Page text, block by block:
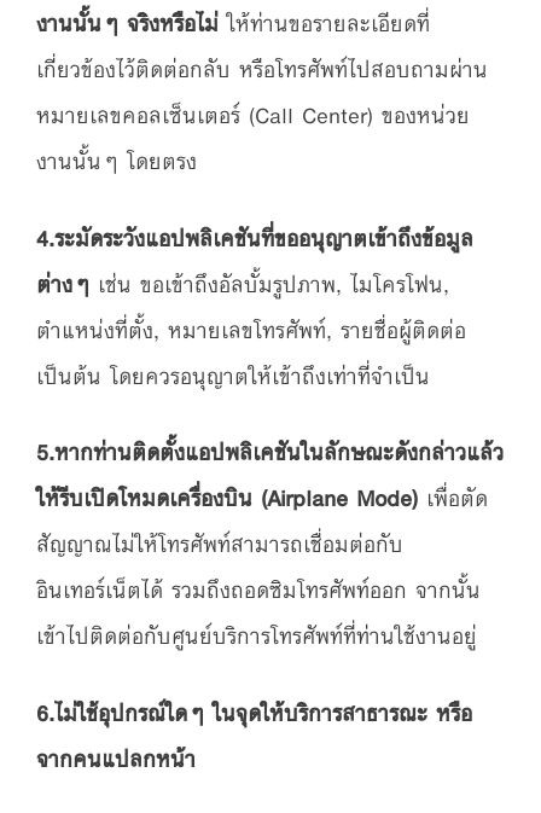
งานนั้นๆ จริงหรือไม่ให้ท่านขอรายละเอียดที่
เกี่ยวข้องไว้ติดต่อกลับ หรือโทรศัพท์ไปสอบถามผ่าน
หมายเลขคอลเซ็นเตอร์ (Call Center) ของหน่วย
งานนั้นๆ โดยตรง
4.ระมัดระวังแอปพลิเคชันที่ขออนุญาตเข้าถึงข้อมูล
ต่างๆ เช่น ขอเข้าถึงอัลบั้มรูปภาพ, ไมโครโฟน,
ตำแหน่งที่ตั้ง, หมายเลขโทรศัพท์, รายชื่อผู้ติดต่อ
เป็นต้น โดยควรอนุญาตให้เข้าถึงเท่าที่จำเป็น
5.หากท่านติดตั้งแอปพลิเคชันในลักษณะดังกล่าวแล้ว
ให้รีบเปิดโหมดเครื่องบิน (Airplane Mode) เพื่อตัด
สัญญาณไม่ให้โทรศัพท์สามารถเชื่อมต่อกับ
อินเทอร์เน็ตได้ รวมถึงถอดซิมโทรศัพท์ออก จากนั้น
เข้าไปติดต่อกับศูนย์บริการโทรศัพท์ที่ท่านใช้งานอยู่
6.ไม่ใช้อุปกรณ์ใดๆ ในจุดให้บริการสาธารณะ หรือ
จากคนแปลกหน้า